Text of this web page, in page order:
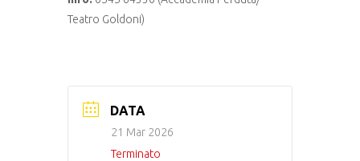
Teatro Goldoni)
DATA
21 Mar 2026
Terminato